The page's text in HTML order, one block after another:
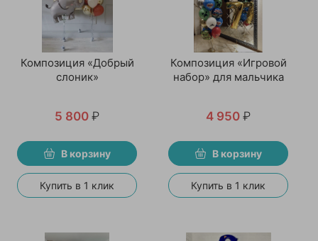
Композиция «Добрый
слоник»
5 800 ₽
В корзину
Купить в 1 клик
Композиция «Игровой
набор» для мальчика
4 950 ₽
В корзину
Купить в 1 клик